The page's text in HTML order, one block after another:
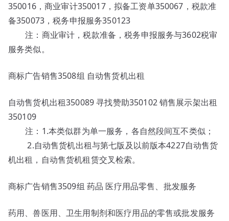
350016，商业审计350017，拟备工资单350067，税款准
备350073，税务申报服务350123
注：商业审计，税款准备，税务申报服务与3602税审
服务类似。
商标广告销售3508组 自动售货机出租
自动售货机出租350089 寻找赞助350102 销售展示架出租
350109
注：1.本类似群为单一服务，各自然段间互不类似；
2.自动售货机出租与第七版及以前版本4227自动售货
机出租，自动售货机租赁交叉检索。
商标广告销售3509组 药品 医疗用品零售、批发服务
药用、兽医用、卫生用制剂和医疗用品的零售或批发服务